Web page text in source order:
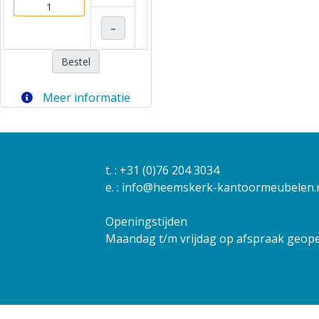
–
Bestel
Meer informatie
t. : +31 (0)76 204 3034
e. : info@heemskerk-
Openingstijden
Maandag t/m vrijdag op afspraak